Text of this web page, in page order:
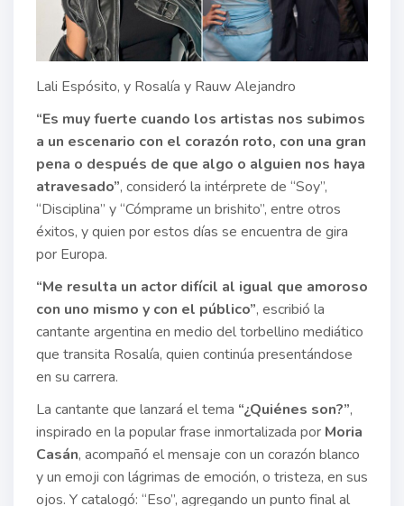
Lali Espósito, y Rosalía y Rauw Alejandro
“Es muy fuerte cuando los artistas nos subimos
a un escenario con el corazón roto, con una gran
pena o después de que algo o alguien nos haya
atravesado”, consideró la intérprete de “Soy”,
“Disciplina” y “Cómprame un brishito”, entre otros
éxitos, y quien por estos días se encuentra de gira
por Europa.
“Me resulta un actor difícil al igual que amoroso
con uno mismo y con el público”, escribió la
cantante argentina en medio del torbellino mediático
que transita Rosalía, quien continúa presentándose
en su carrera.
La cantante que lanzará el tema “¿Quiénes son?”,
inspirado en la popular frase inmortalizada por Moria
Casán, acompañó el mensaje con un corazón blanco
y un emoji con lágrimas de emoción, o tristeza, en sus
ojos. Y catalogó: “Eso”, agregando un punto final al